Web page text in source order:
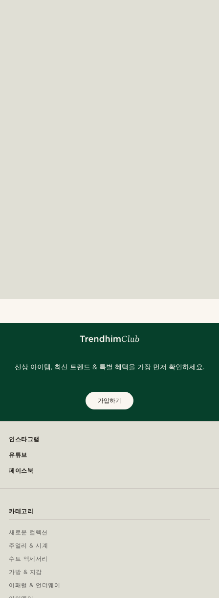
신상 아이템, 최신 트렌드 & 특별 혜택을 가장 먼저 확인하세요.
가입하기
인스타그램
유튜브
페이스북
카테고리
새로운 컬렉션
주얼리 & 시계
수트 액세서리
가방 & 지갑
어패럴 & 언더웨어